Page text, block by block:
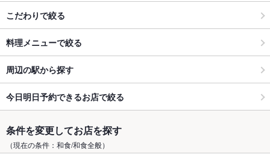
こだわりで絞る
料理メニューで絞る
周辺の駅から探す
今日明日予約できるお店で絞る
条件を変更してお店を探す
（現在の条件：和食/和食全般）